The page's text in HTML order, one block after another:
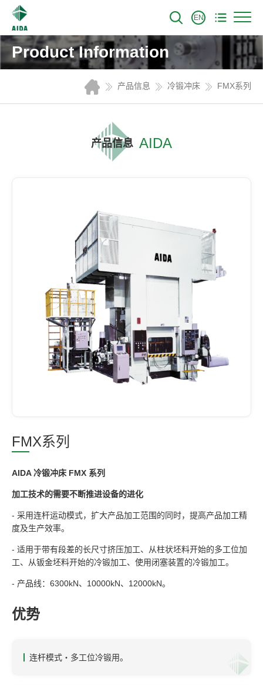
EN
Product Information
产品信息 冷锻冲床 FMX系列
产品信息 AIDA
FMX系列
AIDA 冷锻冲床 FMX 系列
加工技术的需要不断推进设备的进化
- 采用连杆运动模式，扩大产品加工范围的同时，提高产品加工精
度及生产效率。
- 适用于带有段差的长尺寸挤压加工、从柱状坯料开始的多工位加
工、从钣金坯料开始的冷锻加工、使用闭塞装置的冷锻加工。
- 产品线：6300kN、10000kN、12000kN。
优势
连杆模式・多工位冷锻用。